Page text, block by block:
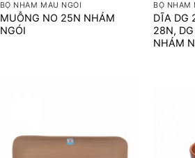
BỘ NHÁM MÀU NGÓI
MUỖNG NO 25N NHÁM
NGÓI
BỘ NHÁM
DĨA DG
28N,
NHÁM